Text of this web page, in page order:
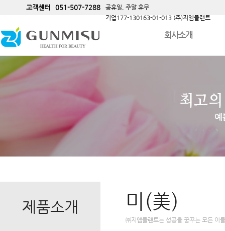
고객센터 051-507-7288
공휴일, 주말 휴무
기업177-130163-01-013 (주)지엠플랜트
회사소개
제품소개 미(美)
㈜지엠플랜트는 성공을 꿈꾸는 모든 이